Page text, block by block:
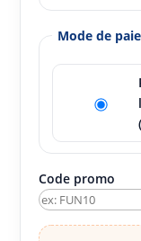
Mode de
Code promo